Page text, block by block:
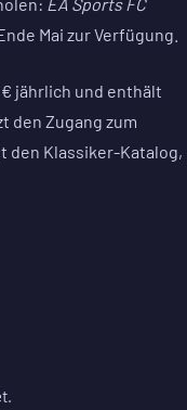
Mai zur Verfügung.
jährlich und enthält
den Zugang zum
den Klassiker-Katalog,